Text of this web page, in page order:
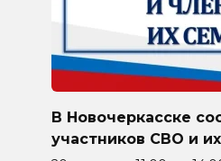
В Новочеркасске
участников СВО и